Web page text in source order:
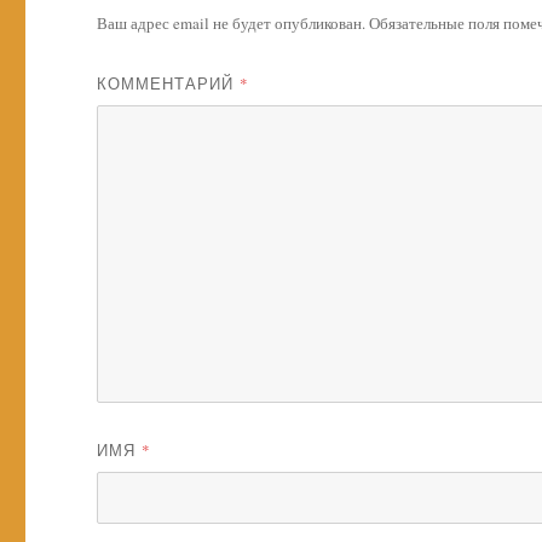
Ваш адрес email не будет опубликован.Обязательные поля
КОММЕНТАРИЙ *
ИМЯ *